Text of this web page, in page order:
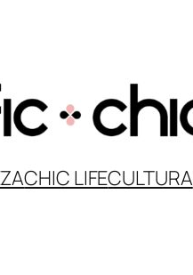
CHIC LIFECULTURA